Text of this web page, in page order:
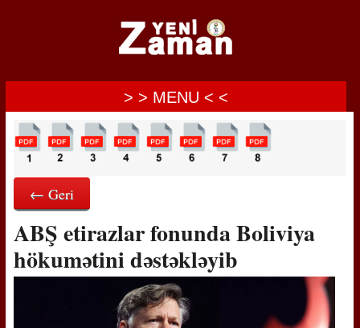
> > MENU < <
← Geri
ABŞ etirazlar fonunda Boliviya
hökumətini dəstəkləyib